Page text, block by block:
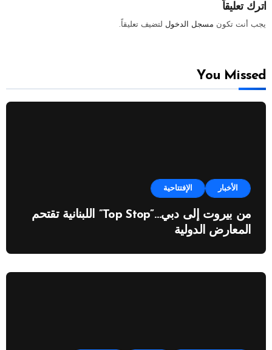
اترك تعليقاً
يجب أنت تكون مسجل الدخول لتضيف تعليقاً.
You Missed
الأخبار الإفتتاحية
من بيروت إلى دبي…”Top Stop” اللبنانية تقتحم
المعارض الدولية